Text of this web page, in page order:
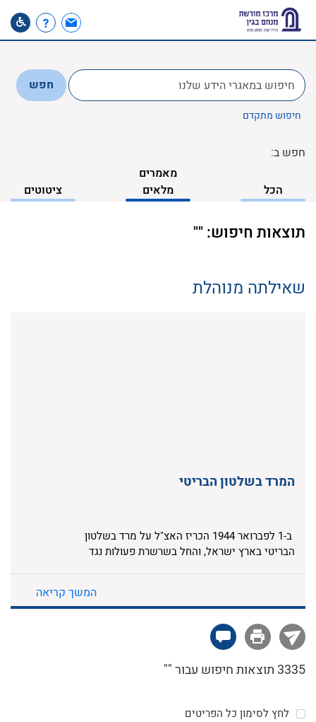
לחפש
ב:
חפש
חיפוש מתקדם
חפש ב:
הכל
מאמרים
מלאים
ציטוטים
תוצאות חיפוש: ""
שאילתה מנוהלת
המרד בשלטון הבריטי
ב-1 לפברואר 1944 הכריז האצ"ל על מרד בשלטון
הבריטי בארץ ישראל, והחל בשרשרת פעולות נגד
ז'בוטינסקי. האצ"ל הוביל את המרד מתוך אמונתו
בחשיבות הכלי הצבאי במאבק לריבונות יהודית
בארץ ישראל. יחד עם זה האמינו לוחמי ומפקדי
האצ"ל בערכי החרות, השוויון ואהבת האדם, וניסו
ככל יכולתם לבטא ערכים אלו הן במלחמה באויב
והן בתחושת האחווה בין שורותיהם.
המשך קריאה
3335 תוצאות חיפוש עבור ""
לחץ לסימון כל הפריטים